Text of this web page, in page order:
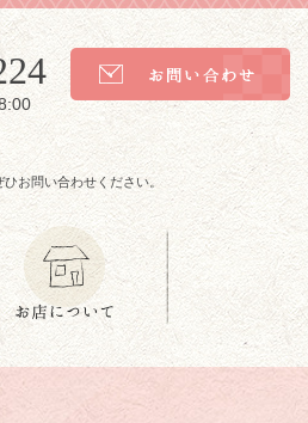
お問い合わせください。